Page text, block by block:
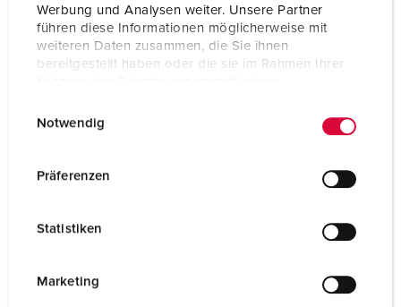
Werbung und Analysen weiter. Unsere Partner
führen diese Informationen möglicherweise mit
weiteren Daten zusammen, die Sie ihnen
bereitgestellt haben oder die sie im Rahmen Ihrer
Notwendig
Präferenzen
Statistiken
Marketing